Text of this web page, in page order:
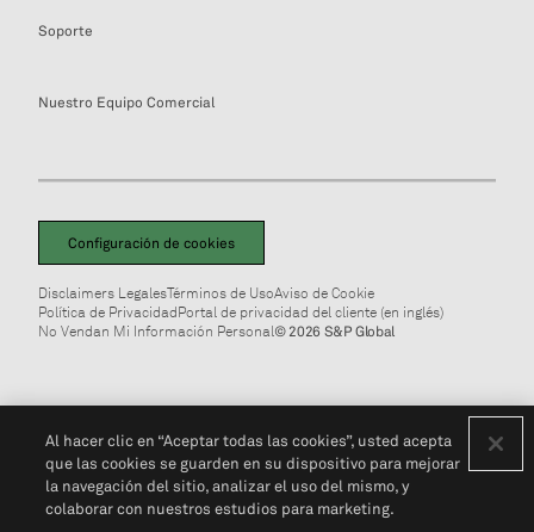
Soporte
Nuestro Equipo Comercial
Configuración de cookies
Disclaimers LegalesTérminos de UsoAviso de Cookie
Política de PrivacidadPortal de privacidad del cliente (en inglés)
No Vendan Mi Información Personal© 2026 S&P Global
Al hacer clic en “Aceptar todas las cookies”, usted acepta
que las cookies se guarden en su dispositivo para mejorar
la navegación del sitio, analizar el uso del mismo, y
colaborar con nuestros estudios para marketing.